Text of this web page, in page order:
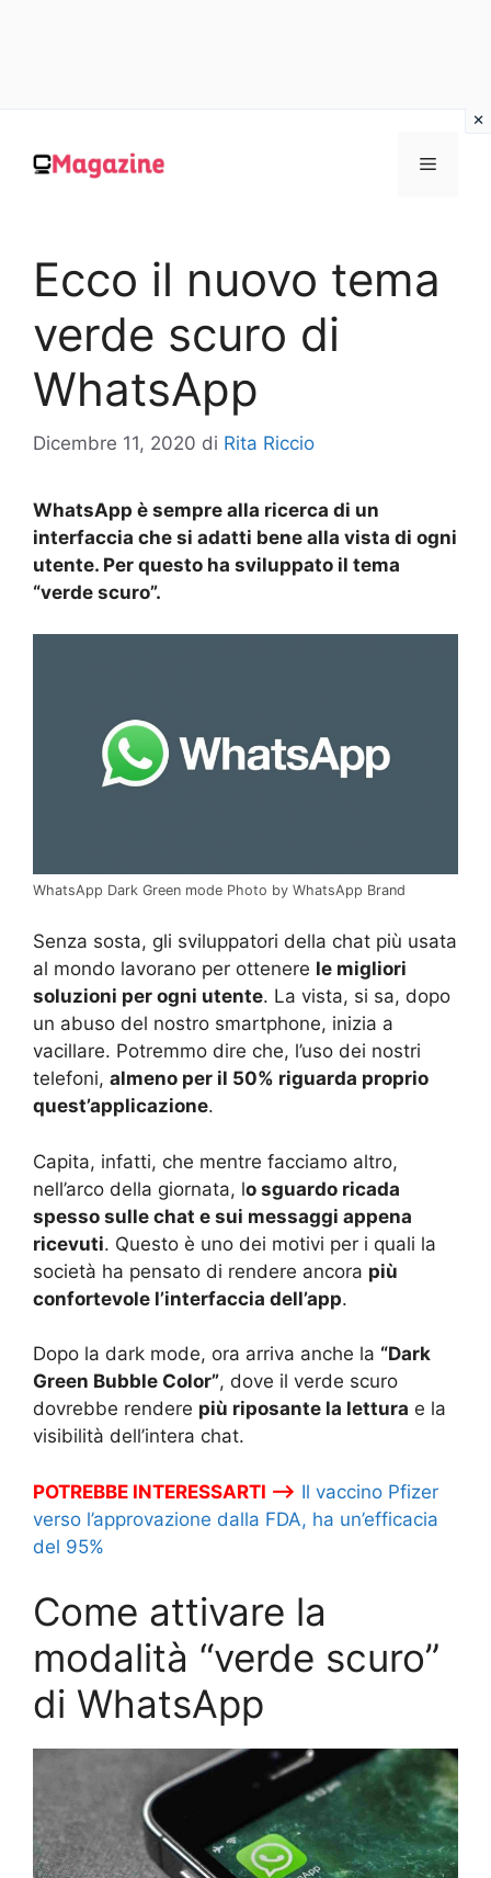
contenuto
MENU
Ecco il nuovo tema
verde scuro di
WhatsApp
Dicembre 11, 2020 di Rita Riccio
WhatsApp è sempre alla ricerca di un
interfaccia che si adatti bene alla vista di ogni
utente. Per questo ha sviluppato il tema
“verde scuro”.
WhatsApp Dark Green mode Photo by WhatsApp Brand
Senza sosta, gli sviluppatori della chat più usata
al mondo lavorano per ottenere le migliori
soluzioni per ogni utente. La vista, si sa, dopo
un abuso del nostro smartphone, inizia a
vacillare. Potremmo dire che, l’uso dei nostri
telefoni, almeno per il 50% riguarda proprio
quest’applicazione.
Capita, infatti, che mentre facciamo altro,
nell’arco della giornata, lo sguardo ricada
spesso sulle chat e sui messaggi appena
ricevuti. Questo è uno dei motivi per i quali la
società ha pensato di rendere ancora più
confortevole l’interfaccia dell’app.
Dopo la dark mode, ora arriva anche la “Dark
Green Bubble Color”, dove il verde scuro
dovrebbe rendere più riposante la lettura e la
visibilità dell’intera chat.
POTREBBE INTERESSARTI –> Il vaccino Pfizer
verso l’approvazione dalla FDA, ha un’efficacia
del 95%
Come attivare la
modalità “verde scuro”
di WhatsApp